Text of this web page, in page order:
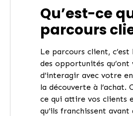
Qu’est-ce
parcours
Le parcours client, c’est
des opportunités qu’ont
d’interagir avec votre
la découverte à l’achat.
ce qui attire vos clients
qu’ils franchissent avant